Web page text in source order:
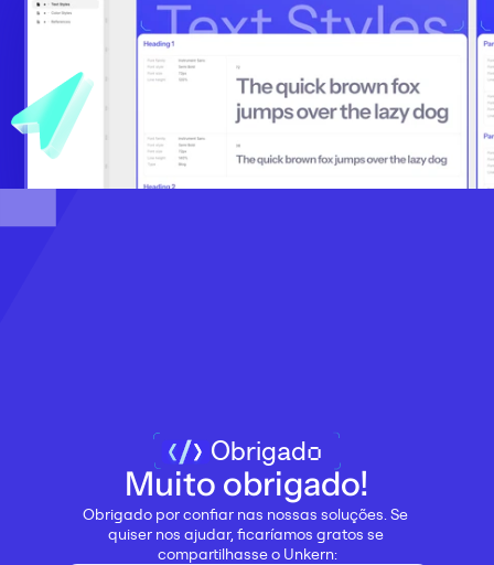
Obrigado
Muito obrigado!
Obrigado por confiar nas nossas soluções. Se
quiser nos ajudar, ficaríamos gratos se
compartilhasse o Unkern: